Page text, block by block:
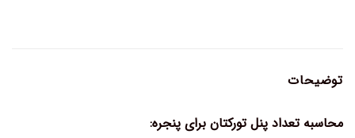
توضیحات
محاسبه تعداد پنل تورکتان برای پنجره: